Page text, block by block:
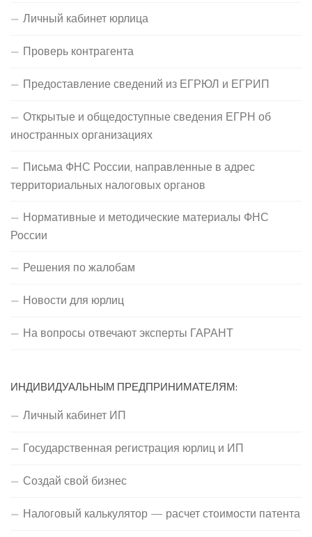
Личный кабинет юрлица
Проверь контрагента
Предоставление сведений из ЕГРЮЛ и ЕГРИП
Открытые и общедоступные сведения ЕГРН об
иностранных организациях
Письма ФНС России, направленные в адрес
территориальных налоговых органов
Нормативные и методические материалы ФНС
России
Решения по жалобам
Новости для юрлиц
На вопросы отвечают эксперты ГАРАНТ
ИНДИВИДУАЛЬНЫМ ПРЕДПРИНИМАТЕЛЯМ:
Личный кабинет ИП
Государственная регистрация юрлиц и ИП
Создай свой бизнес
Налоговый калькулятор — расчет стоимости патента